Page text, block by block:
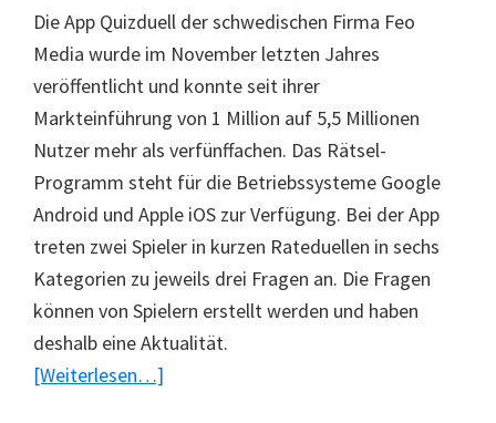
Die App Quizduell der schwedischen Firma Feo
Media wurde im November letzten Jahres
veröffentlicht und konnte seit ihrer
Markteinführung von 1 Million auf 5,5 Millionen
Nutzer mehr als verfünffachen. Das Rätsel-
Programm steht für die Betriebssysteme Google
Android und Apple iOS zur Verfügung. Bei der App
treten zwei Spieler in kurzen Rateduellen in sechs
Kategorien zu jeweils drei Fragen an. Die Fragen
können von Spielern erstellt werden und haben
deshalb eine Aktualität.
[Weiterlesen…]